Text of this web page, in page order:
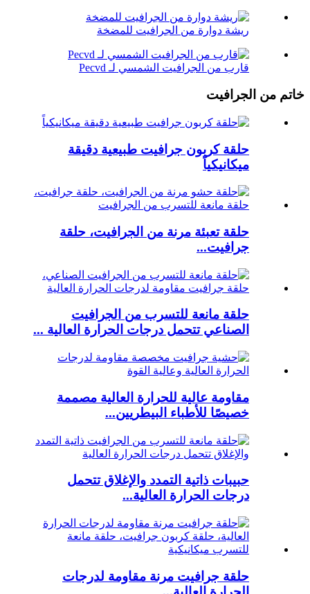
ريشة دوارة من الجرافيت للمضخة
قارب من الجرافيت الشمسي لـ Pecvd
خاتم من الجرافيت
حلقة كربون جرافيت طبيعية دقيقة
ميكانيكياً
حلقة تعبئة مرنة من الجرافيت، حلقة
جرافيت...
حلقة مانعة للتسرب من الجرافيت
الصناعي تتحمل درجات الحرارة العالية ...
مقاومة عالية للحرارة العالية مصممة
خصيصًا للأطباء البيطريين...
حبيبات ذاتية التمدد والإغلاق تتحمل
درجات الحرارة العالية...
حلقة جرافيت مرنة مقاومة لدرجات